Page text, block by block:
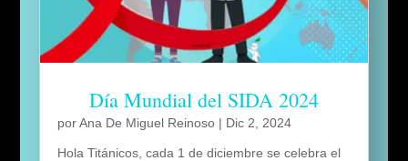
Día Mundial del SIDA 2024
porAna De Miguel Reinoso| Dic 2, 2024
Hola Titánicos, cada 1 de diciembre se celebra el